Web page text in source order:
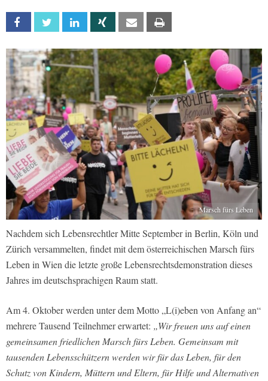
Facebook Twitter Linkedin Xing Email
Marsch fürs Leben
Nachdem sich Lebensrechtler Mitte September in Berlin, Köln und
Zürich versammelten, findet mit dem österreichischen Marsch fürs
Leben in Wien die letzte große Lebensrechtsdemonstration dieses
Jahres im deutschsprachigen Raum statt.
Am 4. Oktober werden unter dem Motto „L(i)eben von Anfang an“
mehrere Tausend Teilnehmer erwartet: „Wir freuen uns auf einen
gemeinsamen friedlichen Marsch fürs Leben. Gemeinsam mit
tausenden Lebensschützern werden wir für das Leben, für den
Schutz von Kindern, Müttern und Eltern, für Hilfe und Alternativen